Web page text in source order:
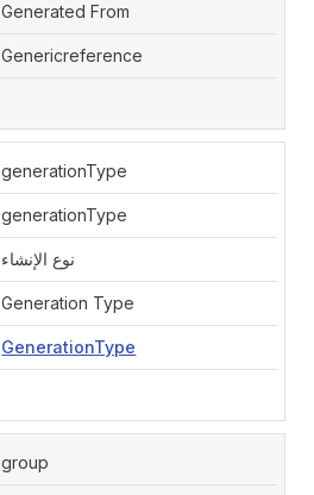
Generated From
Genericreference
generationType
generationType
نوع الإنشاء
Generation Type
GenerationType
group